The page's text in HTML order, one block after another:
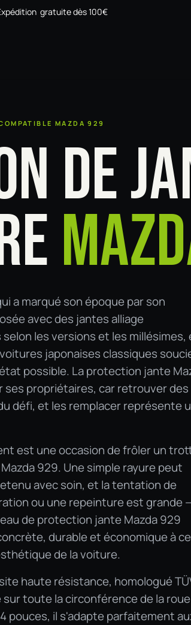
gratuite dès 100€
MAZDA 929
DE
a marqué son époque par son
avec des jantes alliage
les versions et les millésimes,
japonaises classiques
possible. La protection jante
propriétaires, car retrouver des
défi, et les remplacer représente
est une occasion de frôler un
929. Une simple rayure peut
avec soin, et la tentation de
ou une repeinture est grande
de protection jante Mazda 929
durable et économique à ce
de la voiture.
haute résistance, homologué
toute la circonférence de la
pouces, il s'adapte parfaitement